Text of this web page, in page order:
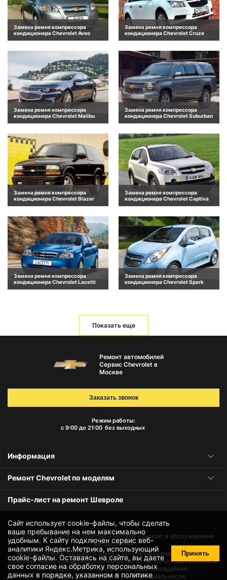
Замена ремня компрессора
кондиционера Chevrolet Aveo
Замена ремня компрессора
кондиционера Chevrolet Cruze
Замена ремня компрессора
кондиционера Chevrolet Malibu
Замена ремня компрессора
кондиционера Chevrolet Suburban
Замена ремня компрессора
кондиционера Chevrolet Blazer
Замена ремня компрессора
кондиционера Chevrolet Captiva
Замена ремня компрессора
кондиционера Chevrolet Lacetti
Замена ремня компрессора
кондиционера Chevrolet Spark
Показать еще
Сайт использует cookie-файлы, чтобы сделать
ваше пребывание на нем максимально
удобным. К cайту подключен сервис веб-
аналитики Яндекс.Метрика, использующий
cookie-файлы. Оставаясь на сайте, вы даете
своесогласие на обработку персональных
данных в порядке, указанном в политике
Принять
Ремонт автомобилей
Сервис Chevrolet в
Москве
Режим работы:
с 9:00 до 21:00 без выходных
Заказать звонок
Информация
Ремонт Chevrolet по моделям
Прайс-лист на ремонт Шевроле
© 2010-2026Сервис Chevrolet в Москве – ремонт и обслуживание
автомобилей
Использование товарного знака и логотипов бренда происходит
исключительно в информационных целях не является нарушением и
не требует получения согласия правообладателя.
Защита данных и политика конфиденциальности.